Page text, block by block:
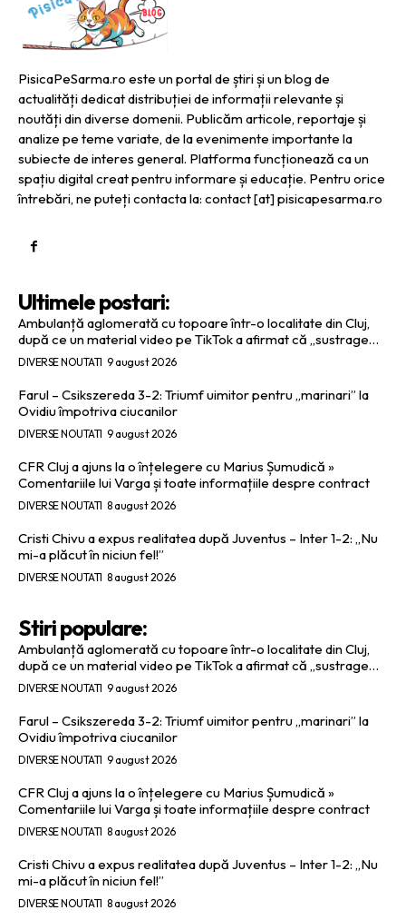
PisicaPeSarma.ro este un portal de știri și un blog de
actualități dedicat distribuției de informații relevante și
noutăți din diverse domenii. Publicăm articole, reportaje și
analize pe teme variate, de la evenimente importante la
subiecte de interes general. Platforma funcționează ca un
spațiu digital creat pentru informare și educație. Pentru orice
întrebări, ne puteți contacta la: contact [at] pisicapesarma.ro
Ultimele postari:
Ambulanță aglomerată cu topoare într-o localitate din Cluj,
după ce un material video pe TikTok a afirmat că „sustrage…
DIVERSE NOUTATI 9 august 2026
Farul – Csikszereda 3-2: Triumf uimitor pentru „marinari” la
Ovidiu împotriva ciucanilor
DIVERSE NOUTATI 9 august 2026
CFR Cluj a ajuns la o înțelegere cu Marius Șumudică »
Comentariile lui Varga și toate informațiile despre contract
DIVERSE NOUTATI 8 august 2026
Cristi Chivu a expus realitatea după Juventus – Inter 1-2: „Nu
mi-a plăcut în niciun fel!”
DIVERSE NOUTATI 8 august 2026
Stiri populare:
Ambulanță aglomerată cu topoare într-o localitate din Cluj,
după ce un material video pe TikTok a afirmat că „sustrage…
DIVERSE NOUTATI 9 august 2026
Farul – Csikszereda 3-2: Triumf uimitor pentru „marinari” la
Ovidiu împotriva ciucanilor
DIVERSE NOUTATI 9 august 2026
CFR Cluj a ajuns la o înțelegere cu Marius Șumudică »
Comentariile lui Varga și toate informațiile despre contract
DIVERSE NOUTATI 8 august 2026
Cristi Chivu a expus realitatea după Juventus – Inter 1-2: „Nu
mi-a plăcut în niciun fel!”
DIVERSE NOUTATI 8 august 2026